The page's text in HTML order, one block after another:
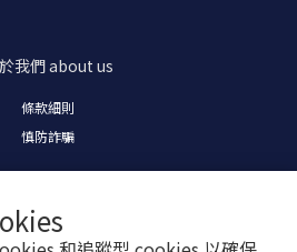
我們about us
條款細則
慎防詐騙